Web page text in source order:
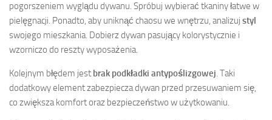
pogorszeniem wyglądu dywanu. Spróbuj wybierać tkaniny łatwe w
pielęgnacji. Ponadto, aby uniknąć chaosu we wnętrzu, analizuj styl
swojego mieszkania. Dobierz dywan pasujący kolorystycznie i
wzorniczo do reszty wyposażenia.
Kolejnym błędem jest brak podkładki antypoślizgowej. Taki
dodatkowy element zabezpiecza dywan przed przesuwaniem się,
co zwiększa komfort oraz bezpieczeństwo w użytkowaniu.